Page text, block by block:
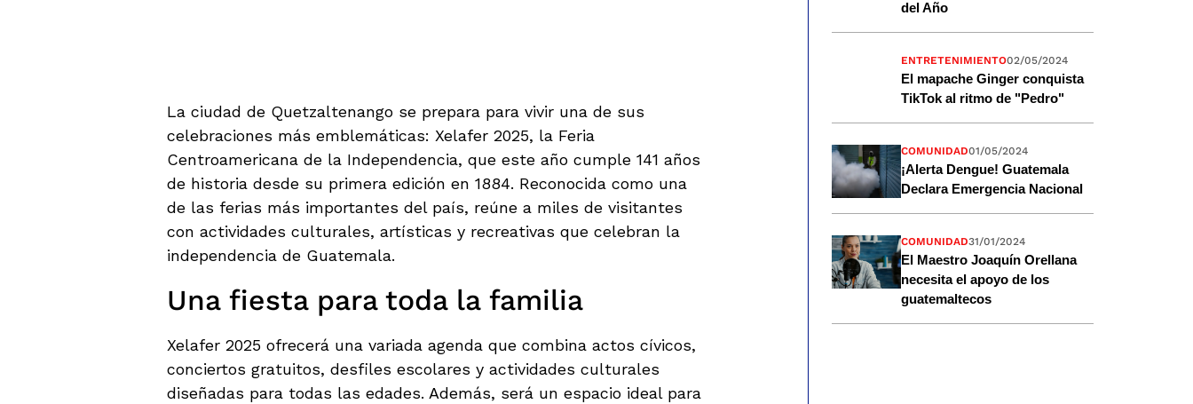
La ciudad de Quetzaltenango se prepara para vivir una de sus
celebraciones más emblemáticas: Xelafer 2025, la Feria
Centroamericana de la Independencia, que este año cumple 141 años
de historia desde su primera edición en 1884. Reconocida como una
de las ferias más importantes del país, reúne a miles de visitantes
con actividades culturales, artísticas y recreativas que celebran la
independencia de Guatemala.
Una fiesta para toda la familia
Xelafer 2025 ofrecerá una variada agenda que combina actos cívicos,
conciertos gratuitos, desfiles escolares y actividades culturales
diseñadas para todas las edades. Además, será un espacio ideal para
del Año
ENTRETENIMIENTO02/05/2024
El mapache Ginger conquista
TikTok al ritmo de "Pedro"
COMUNIDAD01/05/2024
¡Alerta Dengue! Guatemala
Declara Emergencia Nacional
COMUNIDAD31/01/2024
El Maestro Joaquín Orellana
necesita el apoyo de los
guatemaltecos